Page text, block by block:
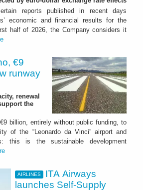
reports published in recent days
economic and financial results for the
half of 2026, the Company considers it
€9
runway
renewal
the
billion, entirely without public funding, to
of the “Leonardo da Vinci” airport and
this is the sustainable development
AIRLINES
ITA Airways
launches Self-Supply